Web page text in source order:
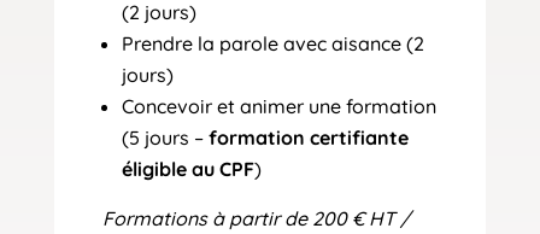
(2 jours)
Prendre la parole avec aisance (2
jours)
Concevoir et animer une formation
(5 jours – formation certifiante
éligible au CPF)
Formations à partir de 200 € HT /